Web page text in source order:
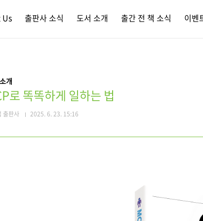
출판사 소식 도서 소개 출간 전 책 소식 이벤
개
로 똑똑하게 일하는 법
출판사 2025. 6. 23. 15:16